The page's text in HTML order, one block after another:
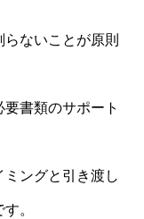
ないことが原則
書類のサポート
ングと引き渡し
。